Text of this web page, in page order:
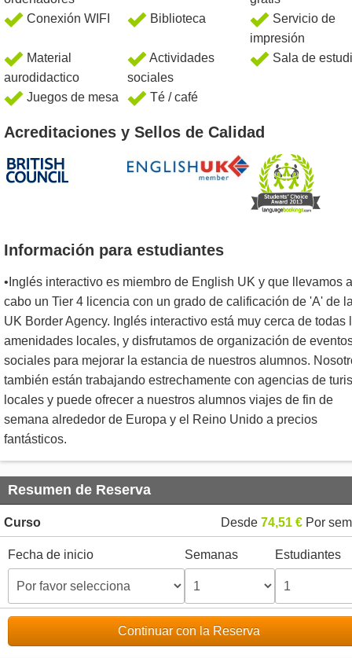
Conexión WIFI
Biblioteca
Servicio de
impresión
Material
aurodidactico
Actividades
sociales
Sala de
Juegos de mesa Té / café
Acreditaciones y Sellos de Calidad
Información para estudiantes
•Inglés interactivo es miembro de English UK y que llevamos a
cabo un Tier 4 licencia con un grado de calificación de 'A' de
UK Border Agency. Inglés interactivo está muy cerca de todas
amenidades locales, y disfrutamos de organización de
sociales para mejorar la estancia de nuestros alumnos.
también están trabajando estrechamente con agencias de
locales y puede ofrecer a nuestros alumnos viajes de fin de
semana alrededor de Europa y el Reino Unido a precios
fantásticos.
Resumen de Reserva
Curso Desde 74,51 € Por
Fecha de inicio Semanas Estudiantes
Continuar con la Reserva